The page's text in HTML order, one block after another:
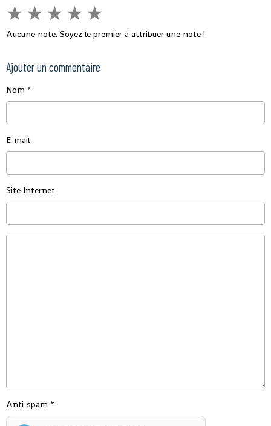
★ ★ ★ ★ ★
Aucune note. Soyez le premier à attribuer une note !
Ajouter un commentaire
Nom
E-mail
Site Internet
Anti-spam